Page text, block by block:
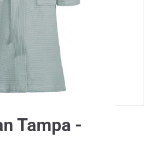
Tampa -